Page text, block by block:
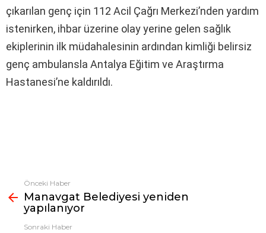
çıkarılan genç için 112 Acil Çağrı Merkezi’nden yardım
istenirken, ihbar üzerine olay yerine gelen sağlık
ekiplerinin ilk müdahalesinin ardından kimliği belirsiz
genç ambulansla Antalya Eğitim ve Araştırma
Hastanesi’ne kaldırıldı.
Fazlasına
bak
Önceki Haber
Manavgat Belediyesi yeniden
yapılanıyor
Sonraki Haber